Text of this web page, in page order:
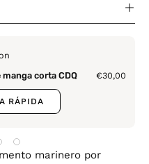
manga corta CDQ
€30,00
RÁPIDA
marinero por